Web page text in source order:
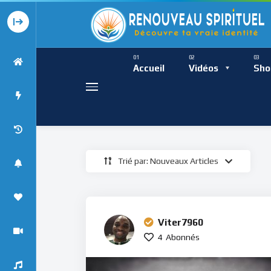
Accueil Vidéos
Présence
Présence
Trié par: Nouveaux Articles
Viter7960
4 Abonnés